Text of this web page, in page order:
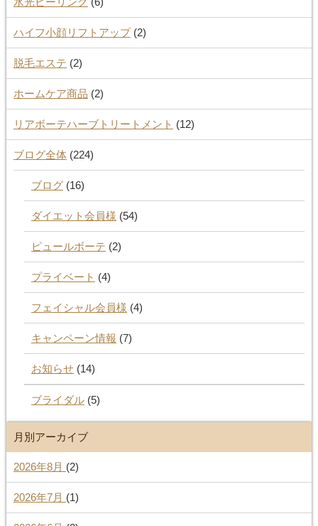
ハイフ小顔リフトアップ(2)
脱毛エステ (2)
ホームケア商品 (2)
リアボーテハーブトリートメント (12)
ブログ全体(224)
ブログ(16)
ダイエット会員様 (54)
ピュールボーテ (2)
プライベート (4)
フェイシャル会員様 (4)
キャンペーン情報 (7)
お知らせ(14)
ブライダル(5)
月別アーカイブ
2026年8月 (2)
2026年7月 (1)